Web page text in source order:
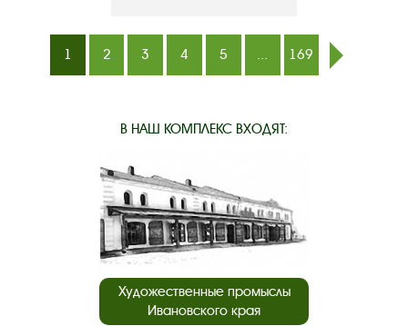
1 2 3 4 5 ...
169
В НАШ КОМПЛЕКС ВХОДЯТ:
Художественные промыслы
Ивановского края